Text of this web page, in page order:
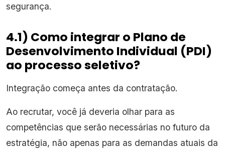
segurança.
4.1) Como integrar o Plano de
Desenvolvimento Individual (PDI)
ao processo seletivo?
Integração começa antes da contratação.
Ao recrutar, você já deveria olhar para as
competências que serão necessárias no futuro da
estratégia, não apenas para as demandas atuais da